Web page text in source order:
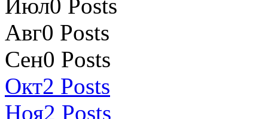
Июл0 Posts
Авг0 Posts
Сен0 Posts
Окт2 Posts
Ноя2 Posts